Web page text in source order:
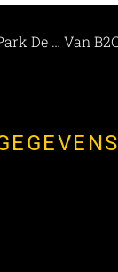
Het Nationale Park De Hoge Veluwe – Inspiratie in de natuur